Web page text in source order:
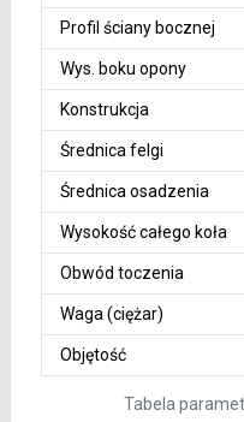
Tabela
Profil ściany bocznej
Wys. boku opony
Konstrukcja
Średnica felgi
Średnica osadzenia
Wysokość całego koła
Obwód toczenia
Waga (ciężar)
Objętość